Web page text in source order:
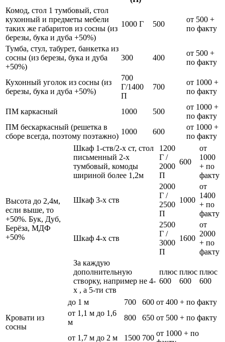
Комод, стол 1 тумбовый, стол
кухонный и предметы мебели
таких же габаритов из сосны (из
березы, бука и дуба +50%)
1000 Г 500
от 500 +
по факту
Тумба, стул, табурет, банкетка из
сосны (из березы, бука и дуба
+50%)
300 400
от 500 +
по факту
Кухонный уголок из сосны (из
березы, бука и дуба +50%)
700
Г/1400
П
700
от 1000 +
по факту
ПМ каркасный 1000 500
от 1000 +
по факту
ПМ бескаркасный (решетка в
сборе всегда, поэтому поэтажно)
1000 600
от 1000 +
по факту
Высота до 2,4м,
если выше, то
+50%. Бук, Дуб,
Берёза, МДФ
+50%
Шкаф 1-ств/2-х ст, стол
письменный 2-х
тумбовый, комоды
шириной более 1,2м
1200
Г /
2000
П
600
от
1000
+ по
факту
Шкаф 3-х ств
2000
Г /
2500
П
1000
от
1400
+ по
факту
Шкаф 4-х ств
2500
Г /
3000
П
1600
от
2000
+ по
факту
За каждую
дополнительную
створку, например не 4-
х , а 5-ти ств
плюс
600
плюс
600
плюс
600
Кровати из
сосны
до 1 м 700 600 от 400 + по факту
от 1,1 м до 1,6
м
800 650 от 500 + по факту
от 1,7 м до 2 м 1500 700
от 1000 + по